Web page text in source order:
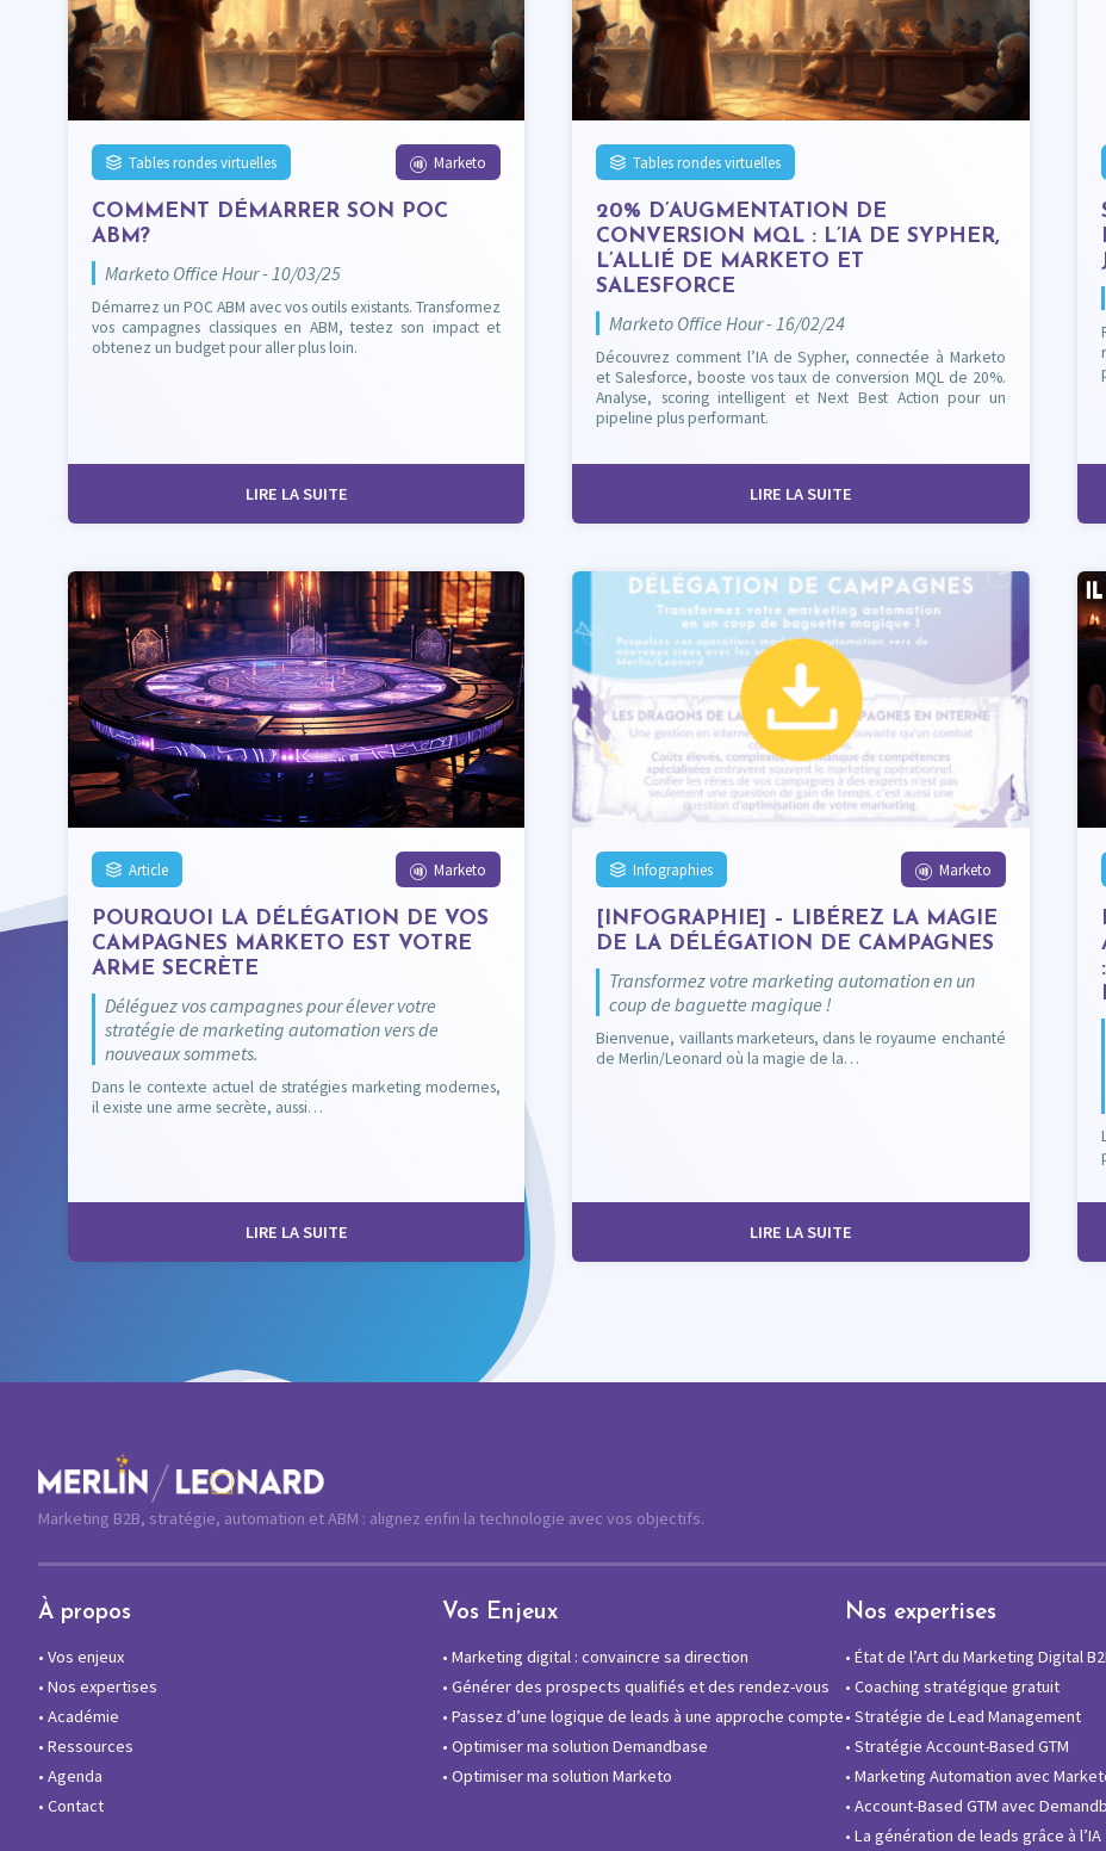
Tables rondes virtuelles Marketo
COMMENT DÉMARRER SON POC
ABM?
Marketo Office Hour - 10/03/25
Démarrez un POC ABM avec vos outils existants. Transformez
vos campagnes classiques en ABM, testez son impact et
obtenez un budget pour aller plus loin.
LIRE LA SUITE
Tables rondes virtuelles
20% D’AUGMENTATION DE
CONVERSION MQL : L’IA DE SYPHER,
L’ALLIÉ DE MARKETO ET
SALESFORCE
Marketo Office Hour - 16/02/24
Découvrez comment l’IA de Sypher, connectée à Marketo
et Salesforce, booste vos taux de conversion MQL de 20%.
Analyse, scoring intelligent et Next Best Action pour un
pipeline plus performant.
LIRE LA SUITE
Article Marketo
POURQUOI LA DÉLÉGATION DE VOS
CAMPAGNES MARKETO EST VOTRE
ARME SECRÈTE
Déléguez vos campagnes pour élever votre
stratégie de marketing automation vers de
nouveaux sommets.
Dans le contexte actuel de stratégies marketing modernes,
il existe une arme secrète, aussi…
LIRE LA SUITE
Infographies Marketo
[INFOGRAPHIE] – LIBÉREZ LA MAGIE
DE LA DÉLÉGATION DE CAMPAGNES
Transformez votre marketing automation en un
coup de baguette magique !
Bienvenue, vaillants marketeurs, dans le royaume enchanté
de Merlin/Leonard où la magie de la…
LIRE LA SUITE
Marketing B2B, stratégie, automation et ABM : alignez enfin la technologie avec vos objectifs.
À propos
• Vos enjeux
• Nos expertises
• Académie
• Ressources
• Agenda
• Contact
Vos Enjeux
• Marketing digital : convaincre sa direction
• Générer des prospects qualifiés et des rendez-vous
• Passez d’une logique de leads à une approche compte
• Optimiser ma solution Demandbase
• Optimiser ma solution Marketo
Nos expertises
• État de l’Art du Marketing Digital
• Coaching stratégique gratuit
• Stratégie de Lead Management
• Stratégie Account-Based GTM
• Marketing Automation avec
• Account-Based GTM avec
• La génération de leads grâce à l’IA